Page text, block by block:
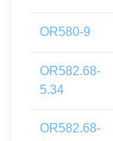
OR580-9
OR582.68-
5.34
OR582.68-